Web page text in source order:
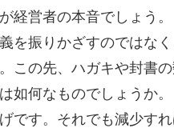
経営者の本音でしょう。
を振りかざすのではなく
この先、ハガキや封書の
如何なものでしょうか。
です。それでも減少すれ